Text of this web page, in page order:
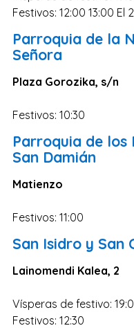
Festivos: 12:00 13:00 El
Parroquia de la
Señora
Plaza Gorozika, s/n
Festivos: 10:30
Parroquia de los
San Damián
Matienzo
Festivos: 11:00
San Isidro y San
Lainomendi Kalea, 2
Vísperas de festivo:
Festivos: 12:30